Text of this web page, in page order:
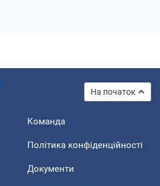
На початок
Команда
Політика конфіденційності
Документи